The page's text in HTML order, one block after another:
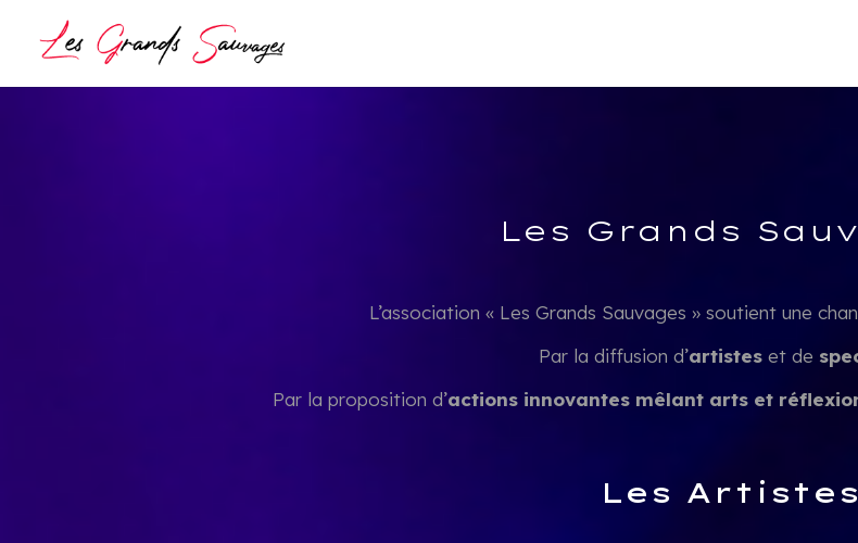
Les Grands
L’association « Les Grands Sauvages » soutient une
Par la diffusion d’artisteset de
Par la proposition d’actions innovantes mêlant arts et
Les Artistes